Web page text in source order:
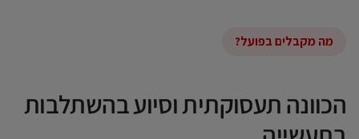
מה מקבלים בפועל?
הכוונה תעסוקתית וסיוע בהשתלבות